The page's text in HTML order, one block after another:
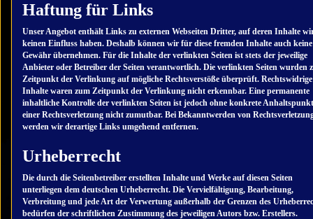
Haftung für Links
Unser Angebot enthält Links zu externen Webseiten Dritter, auf deren Inhalte
keinen Einfluss haben. Deshalb können wir für diese fremden Inhalte auch keine
Gewähr übernehmen. Für die Inhalte der verlinkten Seiten ist stets der jeweilige
Anbieter oder Betreiber der Seiten verantwortlich. Die verlinkten Seiten wurden
Zeitpunkt der Verlinkung auf mögliche Rechtsverstöße überprüft. Rechtswidrige
Inhalte waren zum Zeitpunkt der Verlinkung nicht erkennbar. Eine permanente
inhaltliche Kontrolle der verlinkten Seiten ist jedoch ohne konkrete
einer Rechtsverletzung nicht zumutbar. Bei Bekanntwerden von
werden wir derartige Links umgehend entfernen.
Urheberrecht
Die durch die Seitenbetreiber erstellten Inhalte und Werke auf diesen Seiten
unterliegen dem deutschen Urheberrecht. Die Vervielfältigung, Bearbeitung,
Verbreitung und jede Art der Verwertung außerhalb der Grenzen des
bedürfen der schriftlichen Zustimmung des jeweiligen Autors bzw. Erstellers.